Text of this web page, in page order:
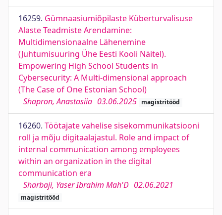
16259. Gümnaasiumiõpilaste Küberturvalisuse
Alaste Teadmiste Arendamine:
Multidimensionaalne Lähenemine
(Juhtumisuuring Ühe Eesti Kooli Näitel).
Empowering High School Students in
Cybersecurity: A Multi-dimensional approach
(The Case of One Estonian School)
Shapron, Anastasiia 03.06.2025 magistritööd
16260. Töötajate vahelise sisekommunikatsiooni
roll ja mõju digitaalajastul. Role and impact of
internal communication among employees
within an organization in the digital
communication era
Sharbaji, Yaser Ibrahim Mah'D 02.06.2021
magistritööd